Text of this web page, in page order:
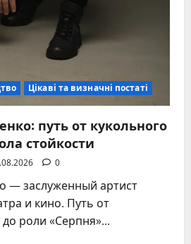
Цікаві та визначні постаті
путь от кукольного
стойкости
0
— заслуженный артист
и кино. Путь от
роли «Серпня»...